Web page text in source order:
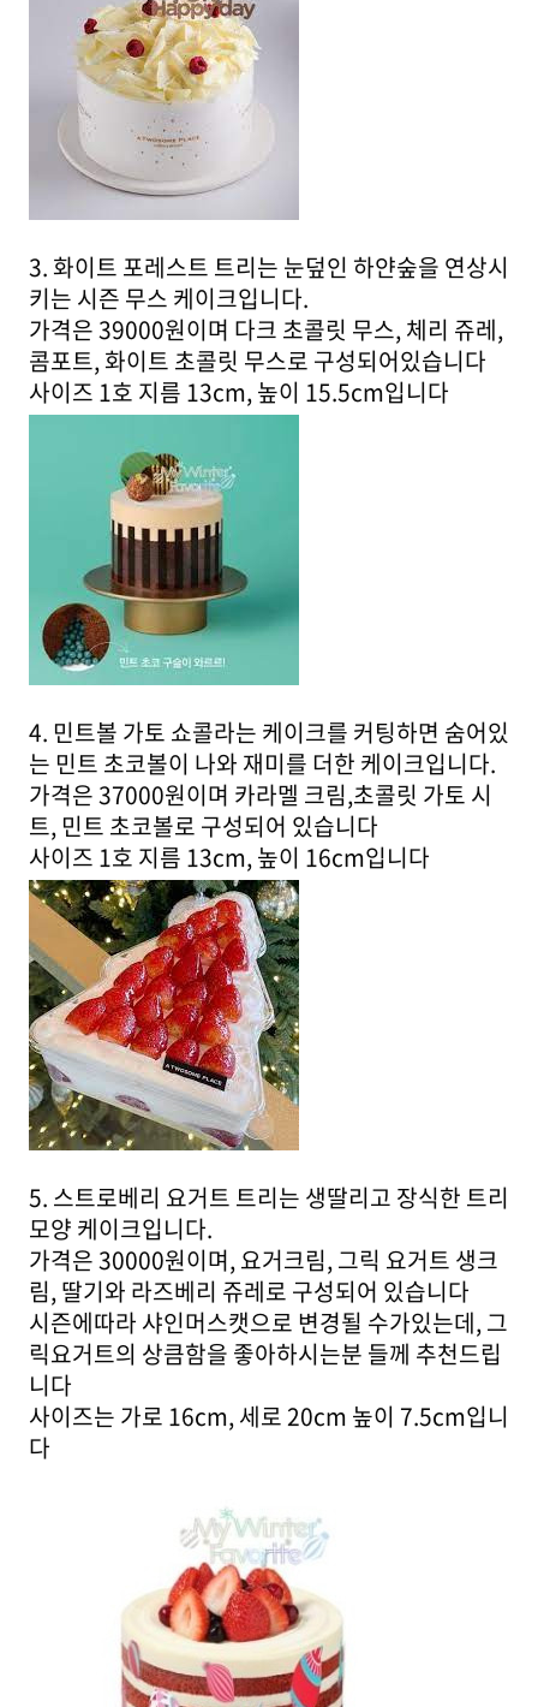
3. 화이트 포레스트 트리는 눈덮인 하얀숲을 연상시
키는 시즌 무스 케이크입니다.
가격은 39000원이며 다크 초콜릿 무스, 체리 쥬레,
콤포트, 화이트 초콜릿 무스로 구성되어있습니다
사이즈 1호 지름 13cm, 높이 15.5cm입니다
4. 민트볼 가토 쇼콜라는 케이크를 커팅하면 숨어있
는 민트 초코볼이 나와 재미를 더한 케이크입니다.
가격은 37000원이며 카라멜 크림,초콜릿 가토 시
트, 민트 초코볼로 구성되어 있습니다
사이즈 1호 지름 13cm, 높이 16cm입니다
5. 스트로베리 요거트 트리는 생딸리고 장식한 트리
모양 케이크입니다.
가격은 30000원이며, 요거크림, 그릭 요거트 생크
림, 딸기와 라즈베리 쥬레로 구성되어 있습니다
시즌에따라 샤인머스캣으로 변경될 수가있는데, 그
릭요거트의 상큼함을 좋아하시는분 들께 추천드립
니다
사이즈는 가로 16cm, 세로 20cm 높이 7.5cm입니
다